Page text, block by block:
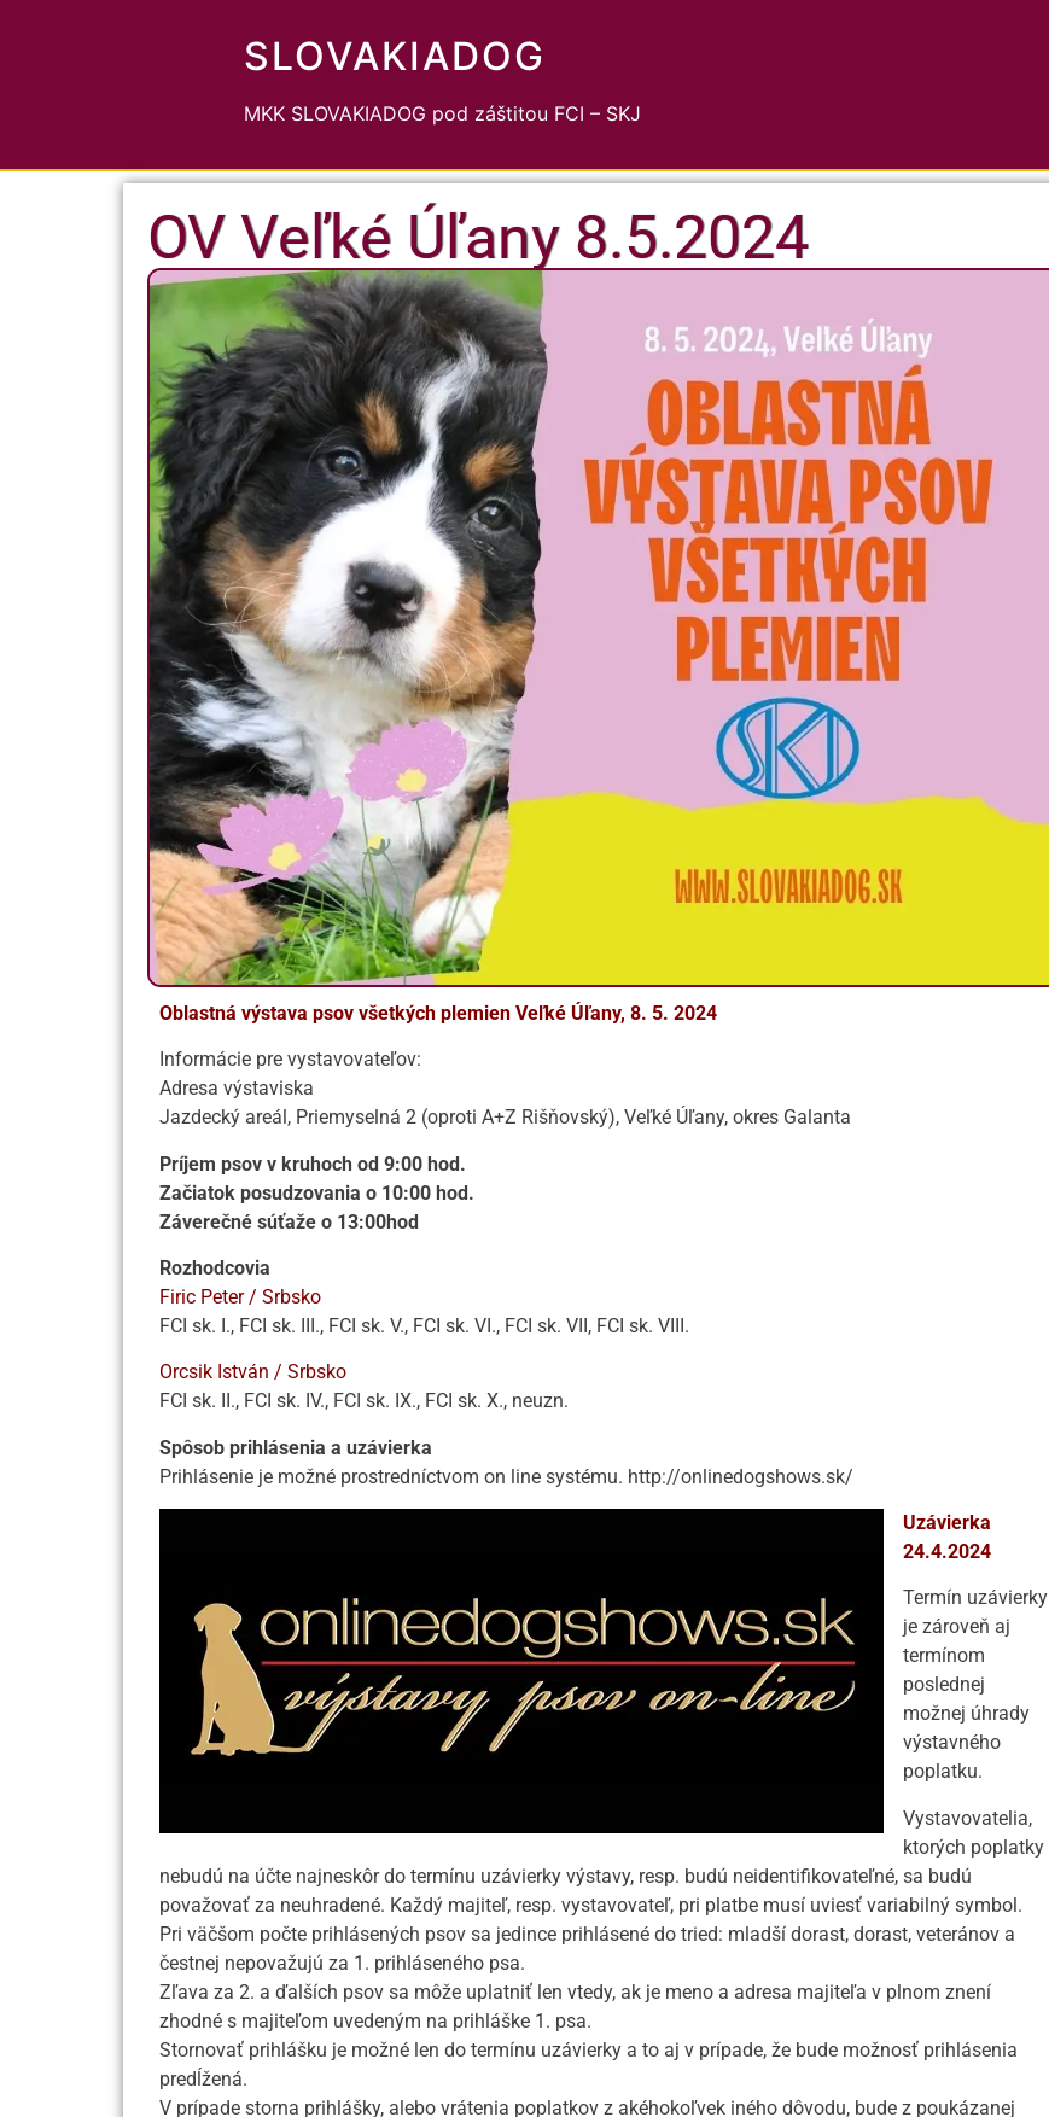
SLOVAKIADOG
MKK SLOVAKIADOG pod záštitou FCI – SKJ
OV Veľké Úľany 8.5.2024
Oblastná výstava psov všetkých plemien Veľké Úľany, 8. 5. 2024
Informácie pre vystavovateľov:
Adresa výstaviska
Jazdecký areál, Priemyselná 2 (oproti A+Z Rišňovský), Veľké Úľany, okres Galanta
Príjem psov v kruhoch od 9:00 hod.
Začiatok posudzovania o 10:00 hod.
Záverečné súťaže o 13:00hod
Rozhodcovia
Firic Peter / Srbsko
FCI sk. I., FCI sk. III., FCI sk. V., FCI sk. VI., FCI sk. VII, FCI sk. VIII.
Orcsik István / Srbsko
FCI sk. II., FCI sk. IV., FCI sk. IX., FCI sk. X., neuzn.
Spôsob prihlásenia a uzávierka
Prihlásenie je možné prostredníctvom on line systému. http://onlinedogshows.sk/
Uzávierka
24.4.2024
Termín uzávierky
je zároveň aj
termínom
poslednej
možnej úhrady
výstavného
poplatku.
Vystavovatelia,
ktorých poplatky
nebudú na účte najneskôr do termínu uzávierky výstavy, resp. budú neidentifikovateľné, sa budú
považovať za neuhradené. Každý majiteľ, resp. vystavovateľ, pri platbe musí uviesť variabilný symbol.
Pri väčšom počte prihlásených psov sa jedince prihlásené do tried: mladší dorast, dorast, veteránov a
čestnej nepovažujú za 1. prihláseného psa.
Zľava za 2. a ďalších psov sa môže uplatniť len vtedy, ak je meno a adresa majiteľa v plnom znení
zhodné s majiteľom uvedeným na prihláške 1. psa.
Stornovať prihlášku je možné len do termínu uzávierky a to aj v prípade, že bude možnosť prihlásenia
predĺžená.
V prípade storna prihlášky, alebo vrátenia poplatkov z akéhokoľvek iného dôvodu, bude z poukázanej